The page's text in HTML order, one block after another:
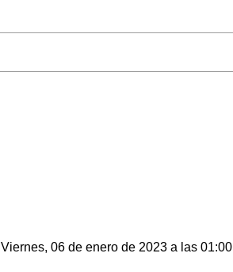
Viernes, 06 de enero de 2023 a las 01:00